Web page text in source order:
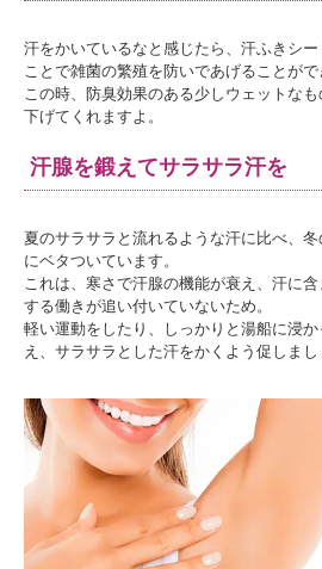
汗をかいているなと感じたら、汗ふきシ
ことで雑菌の繁殖を防いであげることがで
この時、防臭効果のある少しウェットな
下げてくれますよ。
汗腺を鍛えてサラサラ汗を
夏のサラサラと流れるような汗に比べ、
にベタついています。
これは、寒さで汗腺の機能が衰え、汗に
する働きが追い付いていないため。
軽い運動をしたり、しっかりと湯船に浸
え、サラサラとした汗をかくよう促しまし